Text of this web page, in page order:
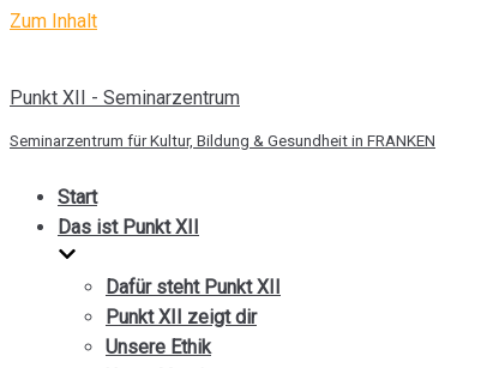
Zum Inhalt
Punkt XII - Seminarzentrum
Seminarzentrum für Kultur, Bildung & Gesundheit in FRANKEN
Start
Das ist Punkt XII
Dafür steht Punkt XII
Punkt XII zeigt dir
Unsere Ethik